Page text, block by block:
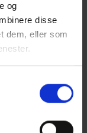
og
disse
dem, eller som